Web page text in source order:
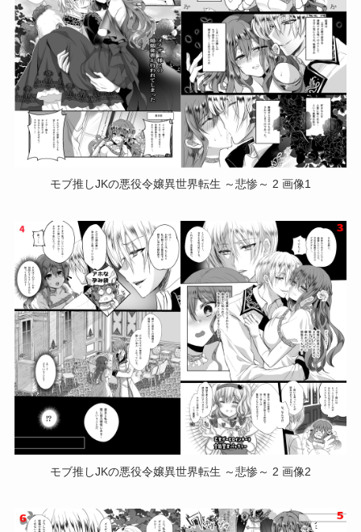
モブ推しJKの悪役令嬢異世界転生 ～悲惨～ 2 画像1
モブ推しJKの悪役令嬢異世界転生 ～悲惨～ 2 画像2